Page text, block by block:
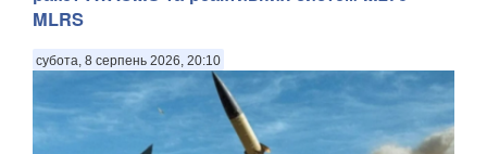
MLRS
субота, 8 серпень 2026, 20:10